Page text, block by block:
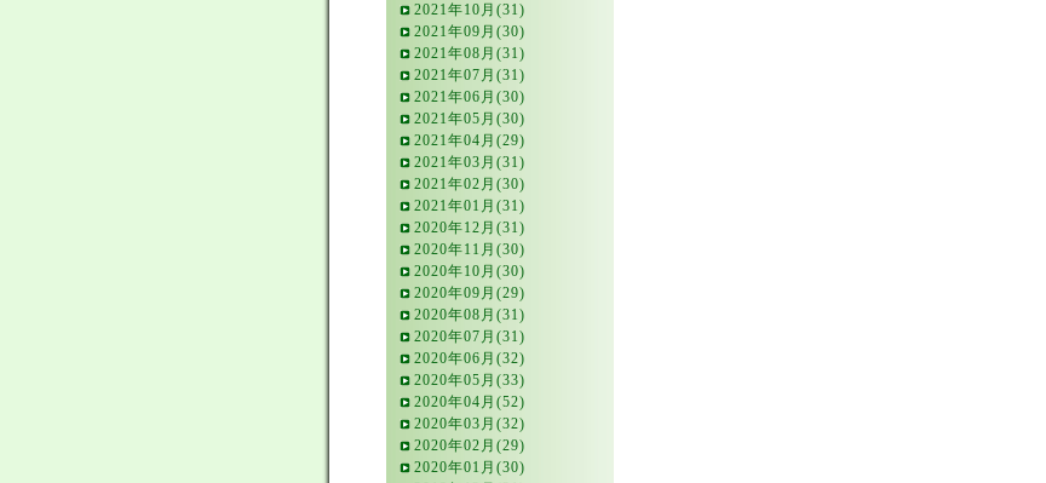
2021年10月(31)
2021年09月(30)
2021年08月(31)
2021年07月(31)
2021年06月(30)
2021年05月(30)
2021年04月(29)
2021年03月(31)
2021年02月(30)
2021年01月(31)
2020年12月(31)
2020年11月(30)
2020年10月(30)
2020年09月(29)
2020年08月(31)
2020年07月(31)
2020年06月(32)
2020年05月(33)
2020年04月(52)
2020年03月(32)
2020年02月(29)
2020年01月(30)